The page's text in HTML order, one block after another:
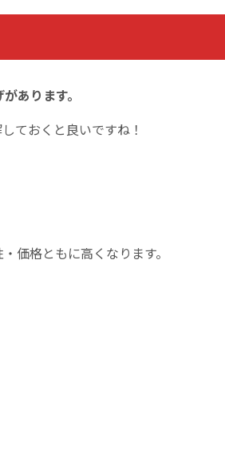
あります。
ておくと良いですね！
価格ともに高くなります。